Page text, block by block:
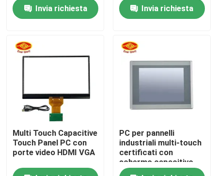
Prodotti
Fatory Tour
Controllo di qualità
certificato CE FCC
RoHS Invia richiesta
alimentazione e
funzione di controllo
remoto
Invia richiesta
Multi Touch Capacitive
Touch Panel PC con
porte video HDMI VGA
PC per pannelli
industriali multi-touch
certificati con
schermo capacitivo